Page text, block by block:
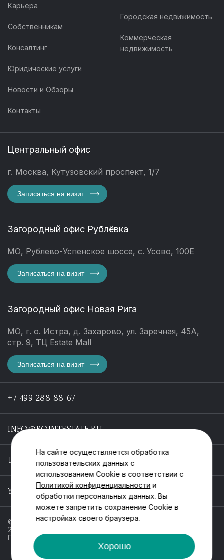
Карьера
Собственникам
Консалтинг
Юридические услуги
Новости и Обзоры
Контакты
Городская недвижимость
Коммерческая
недвижимость
Центральный офис
г. Москва, Кутузовский проспект, 1/7
Записаться на визит
Загородный офис Рублёвка
МО, Рублево-Успенское шоссе, с. Усово, 100Е
Записаться на визит
Загородный офис Новая Рига
МО, г. о. Истра, д. Захарово, ул. Заречная, 45А,
стр. 9, ТЦ Estate Mall
Записаться на визит
+7 499 288 88 67
INFO@POINTESTATE.RU
TELEGRAM
YOUTUBE
© ООО «Пойнт эстейт», ИНН 55546464612,
2013-2025
Политика обработки персональных данных
На сайте осуществляется обработка
пользовательских данных с
использованием Cookie в соответствии с
Политикой конфиденциальности и
обработки персональных данных. Вы
можете запретить сохранение Cookie в
настройках своего браузера.
Хорошо